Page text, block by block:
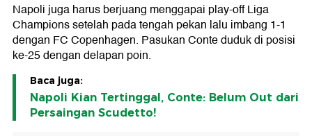
Napoli juga harus berjuang menggapai play-off Liga
Champions setelah pada tengah pekan lalu imbang 1-1
dengan FC Copenhagen. Pasukan Conte duduk di posisi
ke-25 dengan delapan poin.
Baca juga:
Napoli Kian Tertinggal, Conte: Belum Out dari
Persaingan Scudetto!